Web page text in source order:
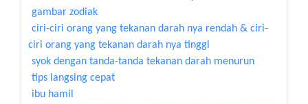
gambar zodiak
ciri-ciri orang yang tekanan darah nya rendah & ciri-
ciri orang yang tekanan darah nya tinggi
syok dengan tanda-tanda tekanan darah menurun
tips langsing cepat
ibu hamil